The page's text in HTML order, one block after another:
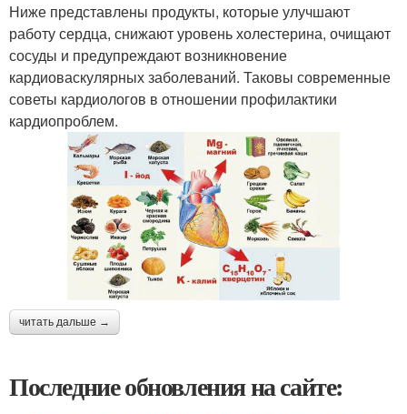
Ниже представлены продукты, которые улучшают
работу сердца, снижают уровень холестерина, очищают
сосуды и предупреждают возникновение
кардиоваскулярных заболеваний. Таковы современные
советы кардиологов в отношении профилактики
кардиопроблем.
читать дальше →
Последние обновления на сайте: